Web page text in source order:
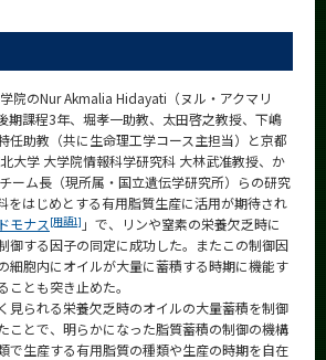
院のNur Akmalia Hidayati（ヌル・アクマリ
期課程3年、堀孝一助教、太田啓之教授、下嶋
任助教（共に生命理工学コース主担当）と京都
大学 大学院情報科学研究科 大林武准教授、か
ーム長（現所属・国立遺伝学研究所）らの研究
をはじめとする有用脂質生産に活用が期待され
モナス [用語1] 」で、リンや窒素の栄養欠乏時に
御する因子の同定に成功した。またこの制御因
細胞内にオイルが大量に蓄積する時期に機能す
ことも突き止めた。
見られる栄養欠乏時のオイルの大量蓄積を制御
ことで、明らかになった脂質蓄積の制御の機構
で生産する有用脂質の種類や生産の時期を自在
サイト構成
学内向け情報